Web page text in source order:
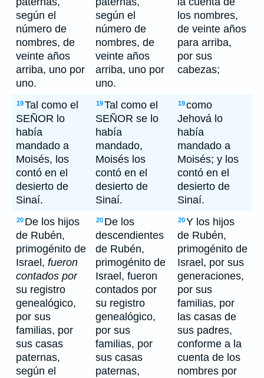
según el
número de
nombres, de
veinte años
arriba, uno por
uno.
según el
número de
nombres, de
veinte años
arriba, uno por
uno.
los nombres,
de veinte años
para arriba,
por sus
cabezas;
19Tal como el
SEÑOR lo
había
mandado a
Moisés, los
contó en el
desierto de
Sinaí.
19Tal como el
SEÑOR se lo
había
mandado,
Moisés los
contó en el
desierto de
Sinaí.
19como
Jehová lo
había
mandado a
Moisés; y los
contó en el
desierto de
Sinaí.
20 De los hijos
de Rubén,
primogénito de
Israel, fueron
contados por
su registro
genealógico,
por sus
familias, por
sus casas
paternas,
según el
20 De los
descendientes
de Rubén,
primogénito de
Israel, fueron
contados por
su registro
genealógico,
por sus
familias, por
sus casas
paternas,
20Y los hijos
de Rubén,
primogénito de
Israel, por sus
generaciones,
por sus
familias, por
las casas de
sus padres,
conforme a la
cuenta de los
nombres por